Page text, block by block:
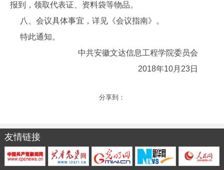
报到，领取代表证、资料袋等物品。
八、会议具体事宜，详见《会议指南》。
特此通知。
中共安徽文达信息工程学院委员会
2018年10月23日
分享到：
友情链接